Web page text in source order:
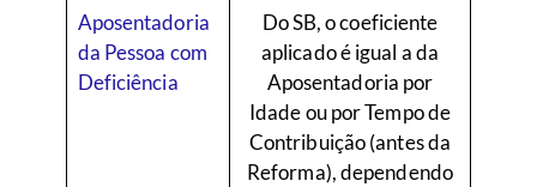
Aposentadoria
da Pessoa com
Deficiência
Do SB, o coeficiente
aplicado é igual a da
Aposentadoria por
Idade ou por Tempo de
Contribuição (antes da
Reforma), dependendo